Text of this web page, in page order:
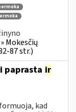
Mokesčių
87 str.)
paprasta ir
kad